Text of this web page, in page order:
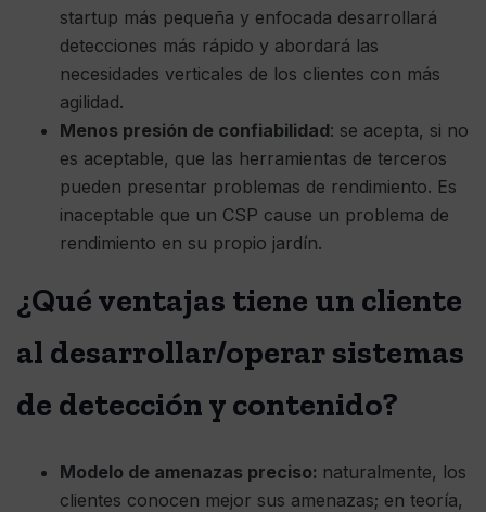
startup más pequeña y enfocada desarrollará
detecciones más rápido y abordará las
necesidades verticales de los clientes con más
agilidad.
Menos presión de confiabilidad: se acepta, si no
es aceptable, que las herramientas de terceros
pueden presentar problemas de rendimiento. Es
inaceptable que un CSP cause un problema de
rendimiento en su propio jardín.
¿Qué ventajas tiene un cliente
al desarrollar/operar sistemas
de detección y contenido?
Modelo de amenazas preciso: naturalmente, los
clientes conocen mejor sus amenazas; en teoría,